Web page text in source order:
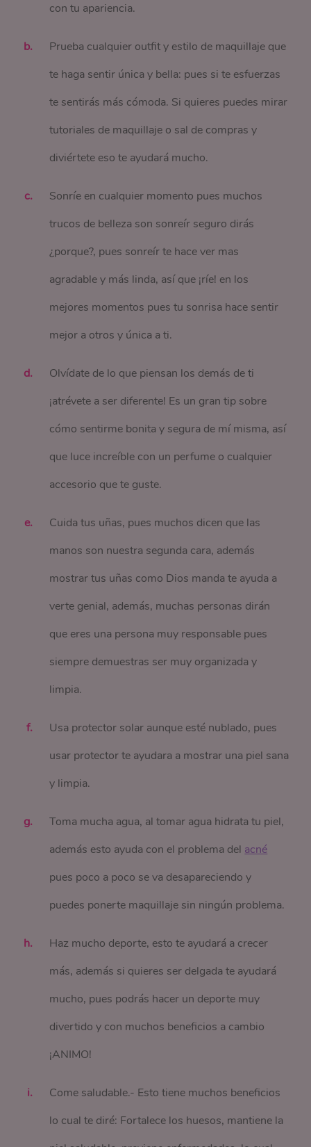
con tu apariencia.
Prueba cualquier outfit y estilo de maquillaje que
te haga sentir única y bella: pues si te esfuerzas
te sentirás más cómoda. Si quieres puedes mirar
tutoriales de maquillaje o sal de compras y
diviértete eso te ayudará mucho.
Sonríe en cualquier momento pues muchos
trucos de belleza son sonreír seguro dirás
¿porque?, pues sonreír te hace ver mas
agradable y más linda, así que ¡ríe! en los
mejores momentos pues tu sonrisa hace sentir
mejor a otros y única a ti.
Olvídate de lo que piensan los demás de ti
¡atrévete a ser diferente! Es un gran tip sobre
cómo sentirme bonita y segura de mí misma, así
que luce increíble con un perfume o cualquier
accesorio que te guste.
Cuida tus uñas, pues muchos dicen que las
manos son nuestra segunda cara, además
mostrar tus uñas como Dios manda te ayuda a
verte genial, además, muchas personas dirán
que eres una persona muy responsable pues
siempre demuestras ser muy organizada y
limpia.
Usa protector solar aunque esté nublado, pues
usar protector te ayudara a mostrar una piel sana
y limpia.
Toma mucha agua, al tomar agua hidrata tu piel,
además esto ayuda con el problema del acné
pues poco a poco se va desapareciendo y
puedes ponerte maquillaje sin ningún problema.
Haz mucho deporte, esto te ayudará a crecer
más, además si quieres ser delgada te ayudará
mucho, pues podrás hacer un deporte muy
divertido y con muchos beneficios a cambio
¡ANIMO!
Come saludable.- Esto tiene muchos beneficios
lo cual te diré: Fortalece los huesos, mantiene la